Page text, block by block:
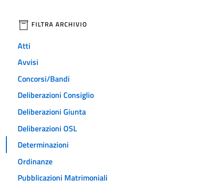
filtri da applicare
FILTRA ARCHIVIO
Atti
Avvisi
Concorsi/Bandi
Deliberazioni Consiglio
Deliberazioni Giunta
Deliberazioni OSL
Determinazioni
Ordinanze
Pubblicazioni Matrimoniali